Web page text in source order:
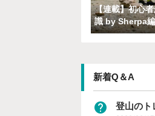
【連載】初心
識 by Sherpa
新着Q＆A
help 登山のト